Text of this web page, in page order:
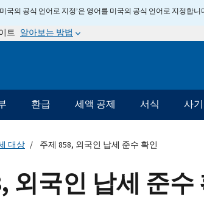
국의 공식 언어로 지정’은 영어를 미국의 공식 언어로 지정합
트 알아보는 방법
환급 세액 공제 서식 사
대상 주제 858, 외국인 납세 준수 확인
외국인 납세 준수